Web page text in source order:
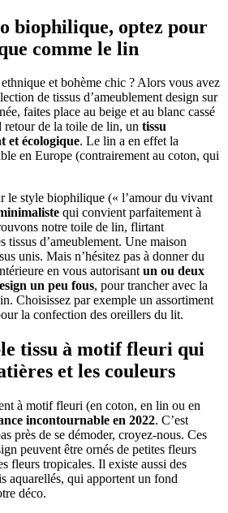
biophilique, optez pour
comme le lin
et bohème chic ? Alors vous avez
de tissus d’ameublement design sur
faites place au beige et au blanc cassé
retour de la toile de lin, un tissu
et écologique. Le lin a en effet la
en Europe (contrairement au coton, qui
le style biophilique (« l’amour du vivant
qui convient parfaitement à
notre toile de lin, flirtant
tissus d’ameublement. Une maison
unis. Mais n’hésitez pas à donner du
en vous autorisantun ou deux
un peu fous, pour trancher avec la
Choisissez par exemple un assortiment
la confection des oreillers du lit.
tissu à motif fleuri qui
et les couleurs
à motif fleuri (en coton, en lin ou en
incontournable en 2022. C’est
près de se démoder, croyez-nous. Ces
peuvent être ornés de petites fleurs
fleurs tropicales. Il existe aussi des
aquarellés, qui apportent un fond
déco.